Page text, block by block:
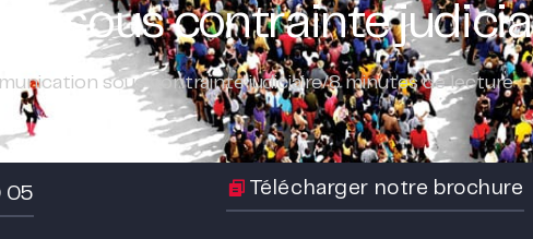
sous contrainte
sous contrainte judiciaire/8minutes de lecture
05 Télécharger notre brochure